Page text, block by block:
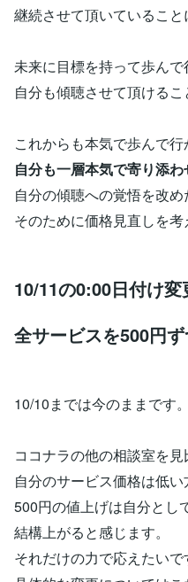
継続させて頂いていること
未来に目標を持って歩んで
自分も傾聴させて頂けるこ
これからも本気で歩んで
自分も一層本気で寄り添
自分の傾聴への覚悟を改め
そのために価格見直しを考
10/11の0:00日付け変
全サービスを500円
10/10までは今のままです。
ココナラの他の相談室を
自分のサービス価格は低い
500円の値上げは自分とし
結構上がると感じます。
それだけの力で応えたいで